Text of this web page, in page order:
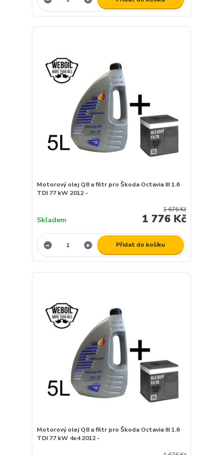
Motorový olej Q8 a filtr pro Škoda Octavia III 1.6
TDI 77 kW 2012 -
1 676 Kč
1 776 Kč
Skladem
Přidat do košíku
Motorový olej Q8 a filtr pro Škoda Octavia III 1.6
TDI 77 kW 4x4 2012 -